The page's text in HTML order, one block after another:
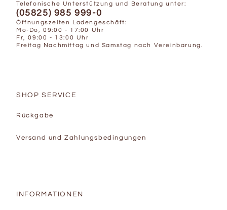
Telefonische Unterstützung und Beratung unter:
(05825) 985 999-0
Öffnungszeiten Ladengeschäft:
Mo-Do, 09:00 - 17:00 Uhr
Fr, 09:00 - 13:00 Uhr
Freitag Nachmittag und Samstag nach Vereinbarung.
SHOP SERVICE
Rückgabe
Versand und Zahlungsbedingungen
INFORMATIONEN